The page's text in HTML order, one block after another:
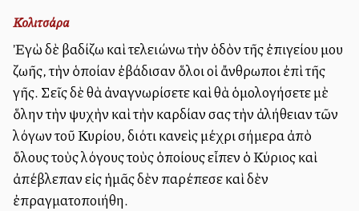
Κολιτσάρα
Ἐγὼ δὲ βαδίζω καὶ τελειώνω τὴν ὁδὸν τῆς ἐπιγείου μου
ζωῆς, τὴν ὁποίαν ἐβάδισαν ὅλοι οἱ ἄνθρωποι ἐπὶ τῆς
γῆς. Σεῖς δὲ θὰ ἀναγνωρίσετε καὶ θὰ ὁμολογήσετε μὲ
ὅλην τὴν ψυχὴν καὶ τὴν καρδίαν σας τὴν ἀλήθειαν τῶν
λόγων τοῦ Κυρίου, διότι κανεὶς μέχρι σήμερα ἀπὸ
ὅλους τοὺς λόγους τοὺς ὁποίους εἶπεν ὁ Κύριος καὶ
ἀπέβλεπαν εἰς ἡμᾶς δὲν παρέπεσε καὶ δὲν
ἐπραγματοποιήθη.